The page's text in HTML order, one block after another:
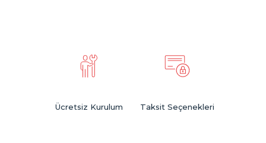
Ücretsiz Kurulum Taksit Seçenekleri